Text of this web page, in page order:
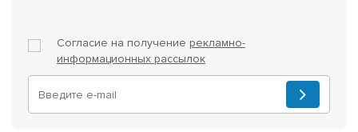
Согласие на получение рекламно-
информационных рассылок